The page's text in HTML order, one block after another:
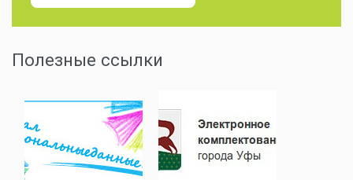
Полезные ссылки